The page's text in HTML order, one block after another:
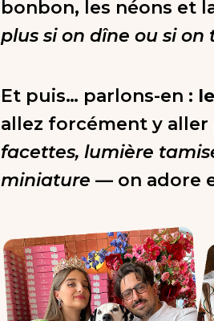
bonbon, les néons et
plus si on dîne ou si
Et puis… parlons-en :
allez forcément y aller
facettes, lumière
miniature — on adore